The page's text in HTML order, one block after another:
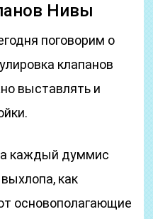
Нивы
поговорим о
клапанов
выставлять и
каждый думмис
как
основополагающие